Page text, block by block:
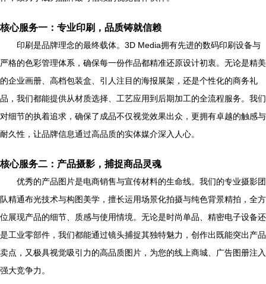
核心服务一：专业印刷，品质铸就信赖
印刷是品牌理念的最终载体。3D Media拥有先进的数码印刷设备与
严格的色彩管理体系，确保每一份作品都精准还原设计初衷。无论是精美
的企业画册、高档包装盒、引人注目的海报展架，还是个性化的商务礼
品，我们都能提供从材质选择、工艺应用到后期加工的全流程服务。我们
对细节的执着追求，确保了成品不仅视觉效果出众，更拥有卓越的触感与
耐久性，让品牌信息通过高品质的实体媒介深入人心。
核心服务二：产品摄影，捕捉商品灵魂
优秀的产品图片是电商销售与宣传材料的生命线。我们的专业摄影团
队精通布光技术与构图美学，擅长运用场景化拍摄与纯色背景精拍，全方
位展现产品的细节、质感与使用情境。无论是时尚单品、精密电子设备还
是工业零部件，我们都能通过镜头捕捉其独特魅力，创作出既能突出产品
卖点，又极具视觉吸引力的高品质图片，为您的线上商城、广告图册注入
强大竞争力。